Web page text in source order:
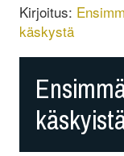
Kirjoitus:
käskystä